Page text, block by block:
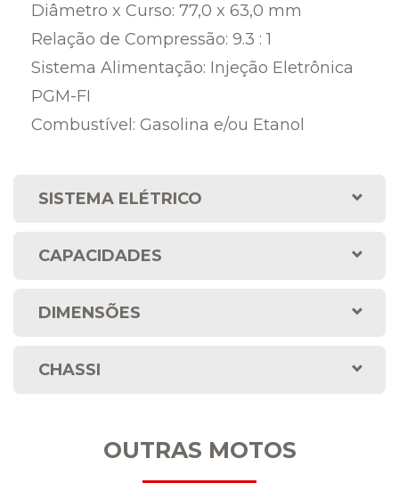
Diâmetro x Curso: 77,0 x 63,0 mm
Relação de Compressão: 9.3 : 1
Sistema Alimentação: Injeção Eletrônica
PGM-FI
Combustível: Gasolina e/ou Etanol
SISTEMA ELÉTRICO
CAPACIDADES
DIMENSÕES
CHASSI
OUTRAS MOTOS